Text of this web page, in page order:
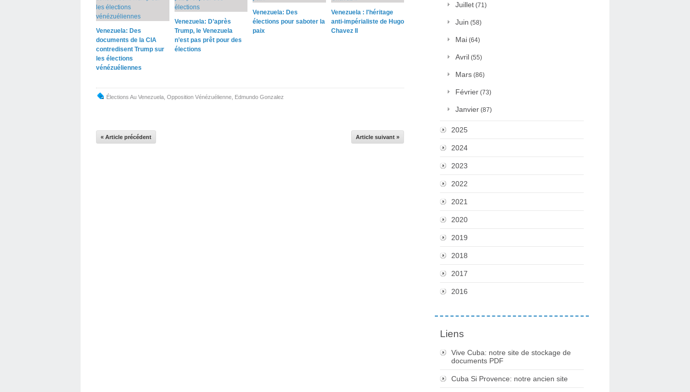
Venezuela: Des
documents de la CIA
contredisent Trump sur
les élections
vénézuéliennes
Venezuela: D’après
Trump, le Venezuela
n’est pas prêt pour des
élections
Venezuela: Des
élections pour saboter la
paix
Venezuela : l'héritage
anti-impérialiste de Hugo
Chavez II
Élections Au Venezuela Opposition Vénézuélienne Edmundo Gonzalez
« Article précédent Article suivant »
Juillet (71)
Juin (58)
Mai (64)
Avril (55)
Mars (86)
Février (73)
Janvier (87)
2025
2024
2023
2022
2021
2020
2019
2018
2017
2016
Liens
Vive Cuba: notre site de stockage de
documents PDF
Cuba Si Provence: notre ancien site